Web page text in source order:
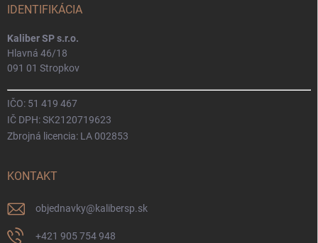
IDENTIFIKÁCIA
Kaliber SP s.r.o.
Hlavná 46/18
091 01 Stropkov
IČO: 51 419 467
IČ DPH: SK2120719623
Zbrojná licencia: LA 002853
KONTAKT
objednavky@kalibersp.sk
+421 905 754 948